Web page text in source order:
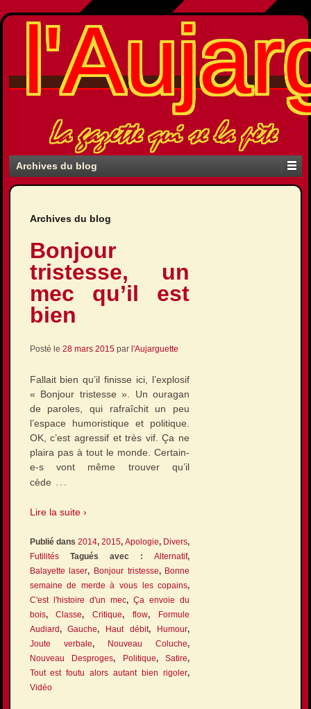
La gazette qui se la pète
Archives du blog
Archives du blog
Bonjour
tristesse, un
mec qu’il est
bien
Posté le 28 mars 2015par l'Aujarguette
Fallait bien qu’il finisse ici, l’explosif
« Bonjour tristesse ». Un ouragan
de paroles, qui rafraîchit un peu
l’espace humoristique et politique.
OK, c’est agressif et très vif. Ça ne
plaira pas à tout le monde. Certain-
e-s vont même trouver qu’il
cède …
Lire la suite ›
Publié dans 2014, 2015,Apologie, Divers,
FutilitésTagués avec :Alternatif,
Balayette laser, Bonjour tristesse, Bonne
semaine de merde à vous les copains,
C'est l'histoire d'un mec, Ça envoie du
bois,Classe,Critique,flow,
Formule
Audiard,Gauche, Haut débit, Humour,
Joute verbale, Nouveau Coluche,
Nouveau Desproges, Politique,Satire,
Tout est foutu alors autant bien rigoler,
Vidéo